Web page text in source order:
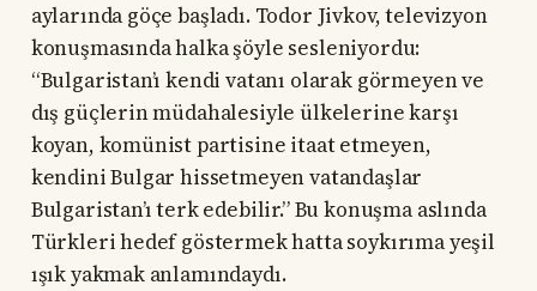
aylarında göçe başladı. Todor Jivkov, televizyon
konuşmasında halka şöyle sesleniyordu:
“Bulgaristan’ı kendi vatanı olarak görmeyen ve
dış güçlerin müdahalesiyle ülkelerine karşı
koyan, komünist partisine itaat etmeyen,
kendini Bulgar hissetmeyen vatandaşlar
Bulgaristan’ı terk edebilir.” Bu konuşma aslında
Türkleri hedef göstermek hatta soykırıma yeşil
ışık yakmak anlamındaydı.